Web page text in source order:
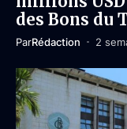
des Bons du
ParRédaction 2